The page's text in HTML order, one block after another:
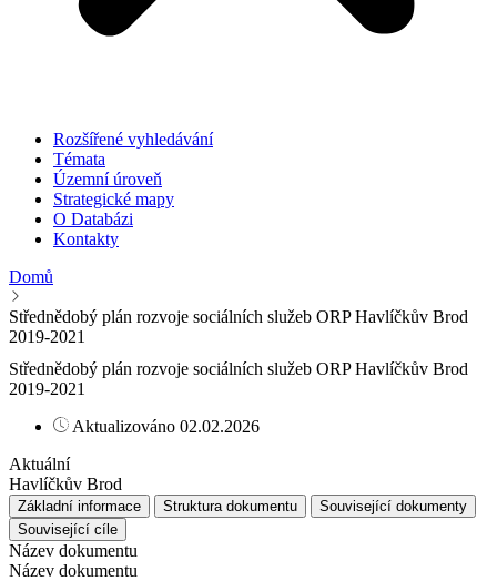
Rozšířené vyhledávání
Témata
Územní úroveň
Strategické mapy
O Databázi
Kontakty
Domů
Střednědobý plán rozvoje sociálních služeb ORP Havlíčkův Brod
2019-2021
Střednědobý plán rozvoje sociálních služeb ORP Havlíčkův Brod
2019-2021
Aktualizováno 02.02.2026
Aktuální
Havlíčkův Brod
Základní informace Struktura dokumentu
Související dokumenty
Související cíle
Název dokumentu
Název dokumentu